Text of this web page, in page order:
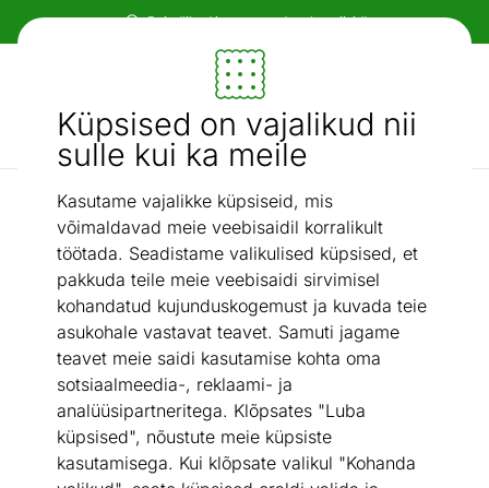
Küpsised on vajalikud nii
sulle kui ka meile
Kasutame vajalikke küpsiseid, mis
võimaldavad meie veebisaidil korralikult
töötada. Seadistame valikulised küpsised, et
pakkuda teile meie veebisaidi sirvimisel
kohandatud kujunduskogemust ja kuvada teie
asukohale vastavat teavet. Samuti jagame
teavet meie saidi kasutamise kohta oma
sotsiaalmeedia-, reklaami- ja
analüüsipartneritega. Klõpsates "Luba
küpsised", nõustute meie küpsiste
kasutamisega. Kui klõpsate valikul "Kohanda
Paindlikud ja mugavad makseviisid!
Mööbel ja sisustus - ON24
Otsi...
AI otsing
Narma puuvillased vaibad
Narma smartWeave® vaip Vergi caramel 160x230 cm